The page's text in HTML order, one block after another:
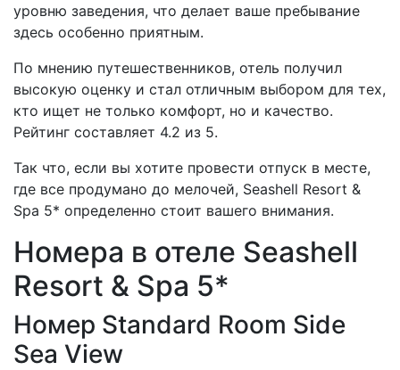
уровню заведения, что делает ваше пребывание
здесь особенно приятным.
По мнению путешественников, отель получил
высокую оценку и стал отличным выбором для тех,
кто ищет не только комфорт, но и качество.
Рейтинг составляет 4.2 из 5.
Так что, если вы хотите провести отпуск в месте,
где все продумано до мелочей, Seashell Resort &
Spa 5* определенно стоит вашего внимания.
Номера в отеле Seashell
Resort & Spa 5*
Номер Standard Room Side
Sea View